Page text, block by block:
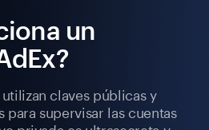
un
claves públicas y
para supervisar las cuentas